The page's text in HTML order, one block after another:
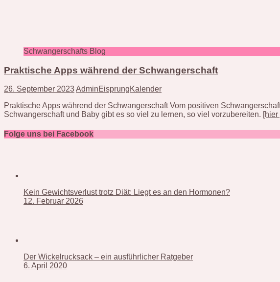
Schwangerschafts Blog
Praktische Apps während der Schwangerschaft
26. September 2023AdminEisprungKalender
Praktische Apps während der Schwangerschaft Vom positiven
Schwangerschaft und Baby gibt es so viel zu lernen, so viel vorzubereiten.
Folge uns bei Facebook
Kein Gewichtsverlust trotz Diät: Liegt es an den Hormonen?
12. Februar 2026
Der Wickelrucksack – ein ausführlicher Ratgeber
6. April 2020